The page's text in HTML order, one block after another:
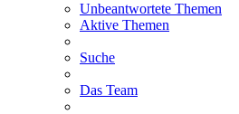
Unbeantwortete Themen
Aktive Themen
Suche
Das Team